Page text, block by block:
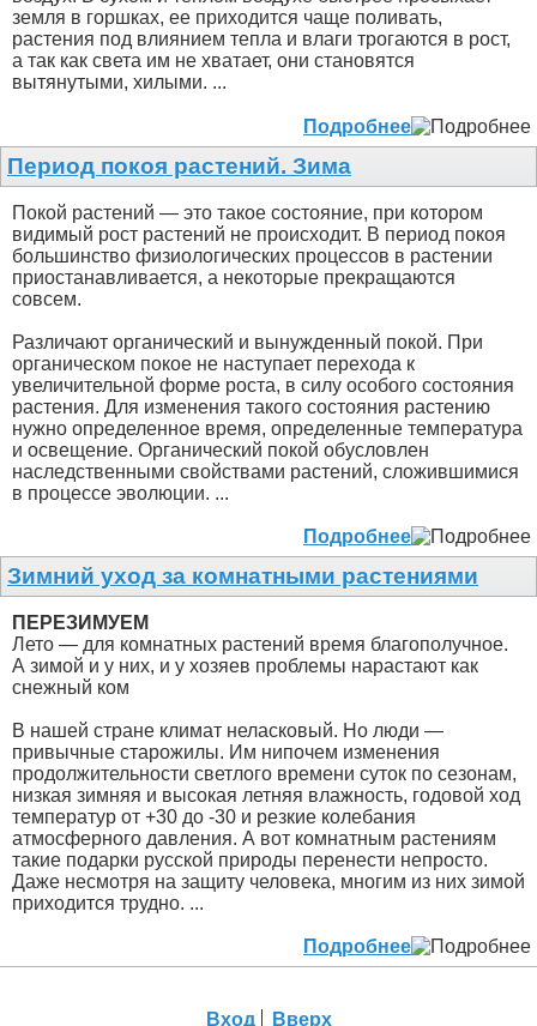
земля в горшках, ее приходится чаще поливать,
растения под влиянием тепла и влаги трогаются в рост,
а так как света им не хватает, они становятся
вытянутыми, хилыми. ...
Подробнее
Период покоя растений. Зима
Покой растений — это такое состояние, при котором
видимый рост растений не происходит. В период покоя
большинство физиологических процессов в растении
приостанавливается, а некоторые прекращаются
совсем.
Различают органический и вынужденный покой. При
органическом покое не наступает перехода к
увеличительной форме роста, в силу особого состояния
растения. Для изменения такого состояния растению
нужно определенное время, определенные температура
и освещение. Органический покой обусловлен
наследственными свойствами растений, сложившимися
в процессе эволюции. ...
Подробнее
Зимний уход за комнатными растениями
ПЕРЕЗИМУЕМ
Лето — для комнатных растений время благополучное.
А зимой и у них, и у хозяев проблемы нарастают как
снежный ком
В нашей стране климат неласковый. Но люди —
привычные старожилы. Им нипочем изменения
продолжительности светлого времени суток по сезонам,
низкая зимняя и высокая летняя влажность, годовой ход
температур от +30 до -30 и резкие колебания
атмосферного давления. А вот комнатным растениям
такие подарки русской природы перенести непросто.
Даже несмотря на защиту человека, многим из них зимой
приходится трудно. ...
Подробнее
Вход Вверх